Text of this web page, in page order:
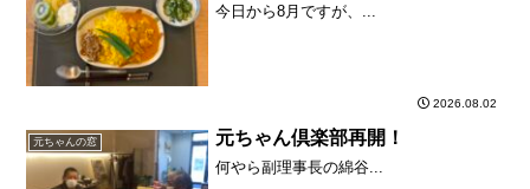
今日から8月ですが、...
2026.08.02
元ちゃんの窓 元ちゃん倶楽部再開！
何やら副理事長の綿谷...